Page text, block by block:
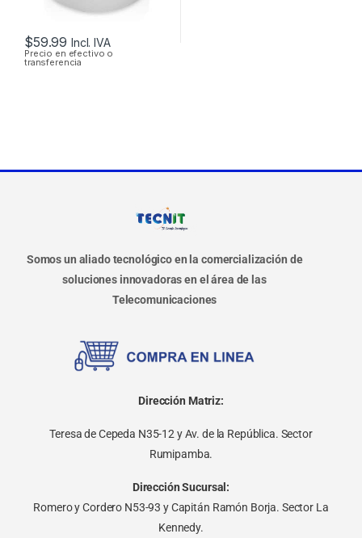
$59.99 Incl. IVA
Precio en efectivo o
transferencia
Somos un aliado tecnológico en la comercialización de
soluciones innovadoras en el área de las
Telecomunicaciones
Dirección Matriz:
Teresa de Cepeda N35-12 y Av. de la República. Sector
Rumipamba.
Dirección Sucursal:
Romero y Cordero N53-93 y Capitán Ramón Borja. Sector La
Kennedy.